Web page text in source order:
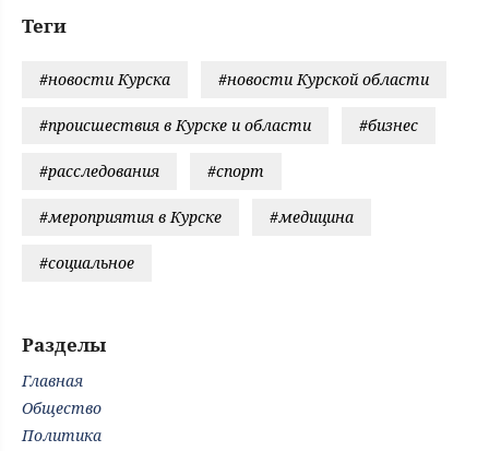
Теги
#новости Курска #новости Курской области
#происшествия в Курске и области #бизнес
#расследования #спорт
#мероприятия в Курске #медицина
#социальное
Разделы
Главная
Общество
Политика